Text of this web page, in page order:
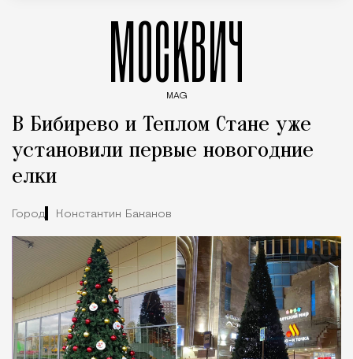
МОСКВИЧ
MAG
В Бибирево и Теплом Стане уже
установили первые новогодние
елки
Город Константин Баканов